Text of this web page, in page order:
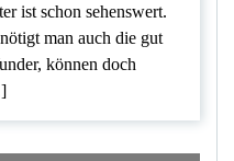
ist schon sehenswert.
man auch die gut
können doch